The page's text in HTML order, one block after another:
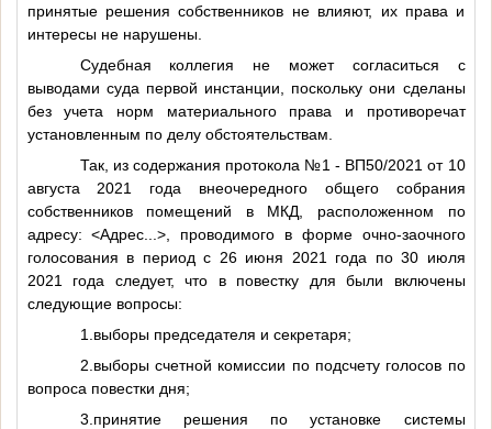
принятые решения собственников не влияют, их права и
интересы не нарушены.
Судебная коллегия не может согласиться с
выводами суда первой инстанции, поскольку они сделаны
без учета норм материального права и противоречат
установленным по делу обстоятельствам.
Так, из содержания протокола №1 - ВП50/2021 от 10
августа 2021 года внеочередного общего собрания
собственников помещений в МКД, расположенном по
адресу:<Адрес...> , проводимого в форме очно-заочного
голосования в период с 26 июня 2021 года по 30 июля
2021 года следует, что в повестку для были включены
следующие вопросы:
1.выборы председателя и секретаря;
2.выборы счетной комиссии по подсчету голосов по
вопроса повестки дня;
3.принятие решения по установке системы